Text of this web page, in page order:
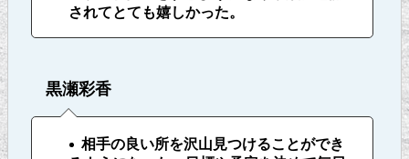
されてとても嬉しかった。
黒瀬彩香
相手の良い所を沢山見つけることができ